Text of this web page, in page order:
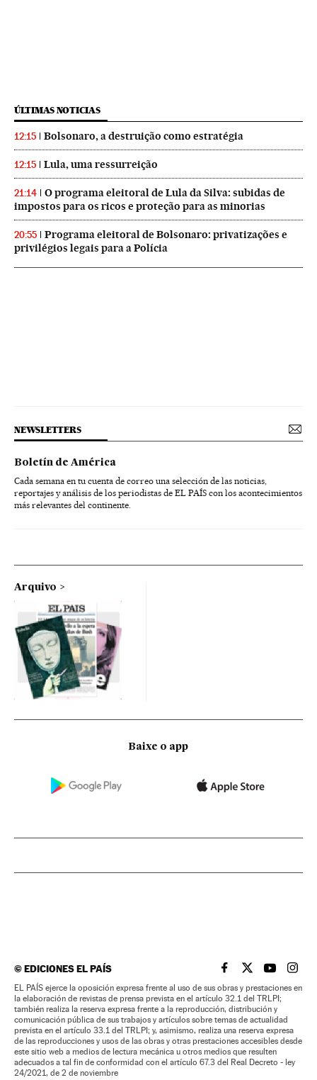
ÚLTIMAS NOTICIAS
12:15 Bolsonaro, a destruição como estratégia
12:15 Lula, uma ressurreição
21:14
O programa eleitoral de Lula da Silva: subidas de
impostos para os ricos e proteção para as minorias
20:55
Programa eleitoral de Bolsonaro: privatizações e
privilégios legais para a Polícia
NEWSLETTERS
Boletín de América
Cada semana en tu cuenta de correo una selección de las noticias,
reportajes y análisis de los periodistas de EL PAÍS con los acontecimientos
más relevantes del continente.
Arquivo
Baixe o app
©EDICIONES EL PAÍS EL PAÍS BRASIL EN
EL PAÍSEL PAÍS
EL
EL PAÍS ejerce la oposición expresa frente al uso de sus obras y prestaciones en
la elaboración de revistas de prensa prevista en el artículo 32.1 del TRLPI;
también realiza la reserva expresa frente a la reproducción, distribución y
comunicación pública de sus trabajos y artículos sobre temas de actualidad
prevista en el artículo 33.1 del TRLPI; y, asimismo, realiza una reserva expresa
de las reproducciones y usos de las obras y otras prestaciones accesibles desde
este sitio web a medios de lectura mecánica u otros medios que resulten
adecuados a tal fin de conformidad con el artículo 67.3 del Real Decreto - ley
24/2021, de 2 de noviembre